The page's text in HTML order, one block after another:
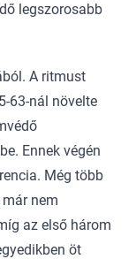
legszorosabb
A ritmust
63-nál növelte
Ennek végén
Még több
nem
az első három
öt